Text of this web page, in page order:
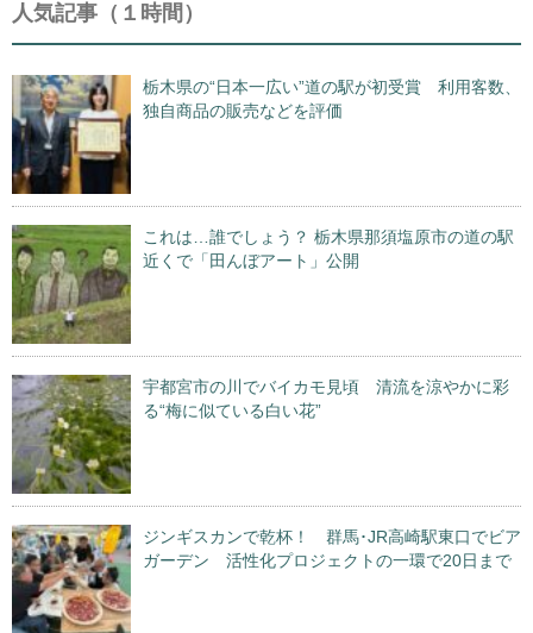
人気記事（１時間）
栃木県の“日本一広い”道の駅が初受賞 利用客数、
独自商品の販売などを評価
これは…誰でしょう？ 栃木県那須塩原市の道の駅
近くで「田んぼアート」公開
宇都宮市の川でバイカモ見頃 清流を涼やかに彩
る“梅に似ている白い花”
ジンギスカンで乾杯！ 群馬･JR高崎駅東口でビア
ガーデン 活性化プロジェクトの一環で20日まで